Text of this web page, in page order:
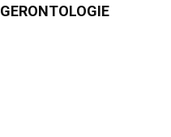
GERONTOLOGIE